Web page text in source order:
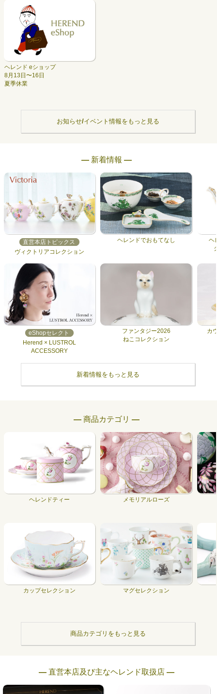
ヘレンド eショップ
8月13日〜16日
夏季休業
お知らせ/イベント情報をもっと見る
― 新着情報 ―
直営本店トピックス
ヴィクトリアコレクション
eShopセレクト
Herend × LUSTROL
ACCESSORY
ヘレンドでおもてなし
ファンタジー2026
ねこコレクション
ヘ
カ
新着情報をもっと見る
― 商品カテゴリ ―
ヘレンドティー
カップセレクション
メモリアルローズ
マグセレクション
商品カテゴリをもっと見る
― 直営本店及び主なヘレンド取扱店 ―